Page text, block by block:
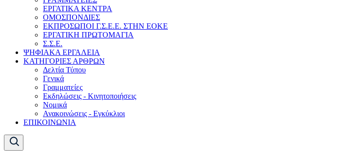
ΕΡΓΑΤΙΚΑ ΚΕΝΤΡΑ
ΟΜΟΣΠΟΝΔΙΕΣ
ΕΚΠΡΟΣΩΠΟΙ Γ.Σ.Ε.Ε. ΣΤΗΝ ΕΟΚΕ
ΕΡΓΑΤΙΚΗ ΠΡΩΤΟΜΑΓΙΑ
Σ.Σ.Ε.
ΨΗΦΙΑΚΑ ΕΡΓΑΛΕΙΑ
ΚΑΤΗΓΟΡΙΕΣ ΑΡΘΡΩΝ
Δελτία Τύπου
Γενικά
Γραμματείες
Εκδηλώσεις - Κινητοποιήσεις
Νομικά
Ανακοινώσεις - Εγκύκλιοι
ΕΠΙΚΟΙΝΩΝΙΑ